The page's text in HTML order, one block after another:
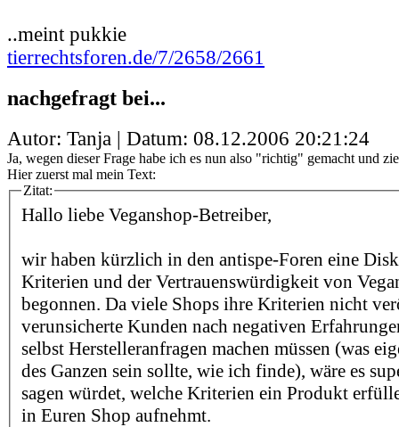
..meint pukkie
tierrechtsforen.de/7/2658/2661
nachgefragt bei...
Autor: Tanja | Datum: 08.12.2006 20:21:24
Ja, wegen dieser Frage habe ich es nun also "richtig" gemacht und
Hier zuerst mal mein Text:
Zitat:
Hallo liebe Veganshop-Betreiber,
wir haben kürzlich in den antispe-Foren eine
Kriterien und der Vertrauenswürdigkeit von
begonnen. Da viele Shops ihre Kriterien nicht
verunsicherte Kunden nach negativen
selbst Herstelleranfragen machen müssen (was
des Ganzen sein sollte, wie ich finde), wäre es
sagen würdet, welche Kriterien ein Produkt
in Euren Shop aufnehmt.